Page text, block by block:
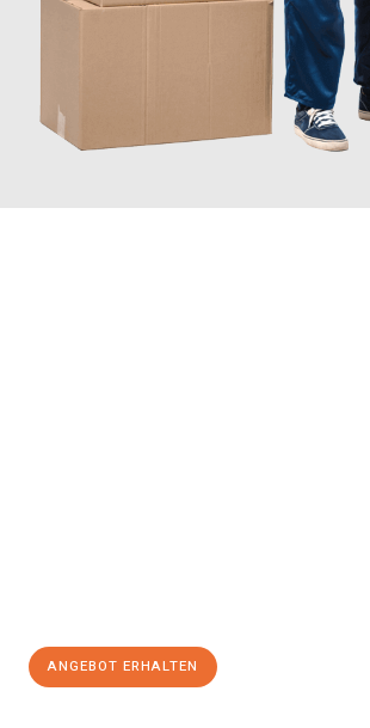
ANGEBOT ERHALTEN